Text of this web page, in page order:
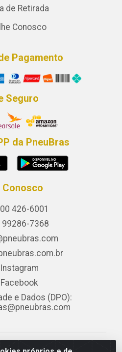
de Retirada
Conosco
Pagamento
Seguro
da PneuBras
Conosco
426-6001
99286-7368
Instagram
Facebook
e Dados (DPO):
BR-101, KM 82 - Prazeres,